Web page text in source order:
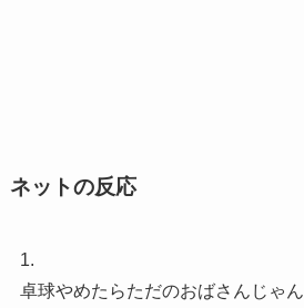
ネットの反応
1.
卓球やめたらただのおばさんじゃん